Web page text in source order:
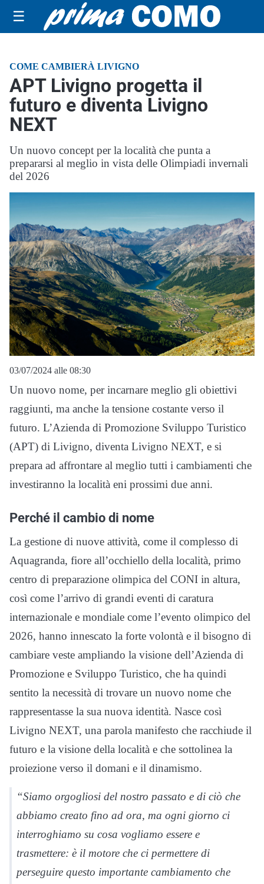
☰
COME CAMBIERÀ LIVIGNO
APT Livigno progetta il
futuro e diventa Livigno
NEXT
Un nuovo concept per la località che punta a
prepararsi al meglio in vista delle Olimpiadi invernali
del 2026
03/07/2024 alle 08:30
Un nuovo nome, per incarnare meglio gli obiettivi
raggiunti, ma anche la tensione costante verso il
futuro. L’Azienda di Promozione Sviluppo Turistico
(APT) di Livigno, diventa Livigno NEXT, e si
prepara ad affrontare al meglio tutti i cambiamenti che
investiranno la località eni prossimi due anni.
Perché il cambio di nome
La gestione di nuove attività, come il complesso di
Aquagranda, fiore all’occhiello della località, primo
centro di preparazione olimpica del CONI in altura,
così come l’arrivo di grandi eventi di caratura
internazionale e mondiale come l’evento olimpico del
2026, hanno innescato la forte volontà e il bisogno di
cambiare veste ampliando la visione dell’Azienda di
Promozione e Sviluppo Turistico, che ha quindi
sentito la necessità di trovare un nuovo nome che
rappresentasse la sua nuova identità. Nasce così
Livigno NEXT, una parola manifesto che racchiude il
futuro e la visione della località e che sottolinea la
proiezione verso il domani e il dinamismo.
“Siamo orgogliosi del nostro passato e di ciò che
abbiamo creato fino ad ora, ma ogni giorno ci
interroghiamo su cosa vogliamo essere e
trasmettere: è il motore che ci permettere di
perseguire questo importante cambiamento che